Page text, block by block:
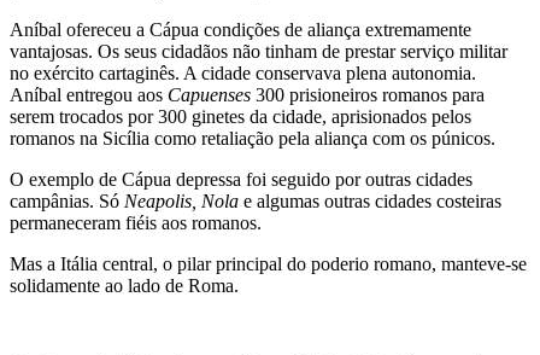
Aníbal ofereceu a Cápua condições de aliança extremamente
vantajosas. Os seus cidadãos não tinham de prestar serviço militar
no exército cartaginês. A cidade conservava plena autonomia.
Aníbal entregou aos Capuenses 300 prisioneiros romanos para
serem trocados por 300 ginetes da cidade, aprisionados pelos
romanos na Sicília como retaliação pela aliança com os púnicos.
O exemplo de Cápua depressa foi seguido por outras cidades
campânias. Só Neapolis, Nola e algumas outras cidades costeiras
permaneceram fiéis aos romanos.
Mas a Itália central, o pilar principal do poderio romano, manteve-se
solidamente ao lado de Roma.